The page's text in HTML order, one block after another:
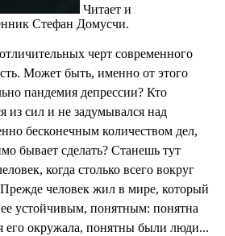
Читает и
Стефан Домусчи.
черт современного
Может быть, именно от этого
пандемия депрессии? Кто
из сил и не задумывался над
бесконечным количеством дел,
бывает сделать? Станешь тут
когда столько всего вокруг
Прежде человек жил в мире, который
устойчивым, понятным: понятна
его окружала, понятны были люди...